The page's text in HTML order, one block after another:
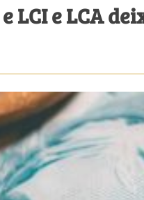
LCI e LCA